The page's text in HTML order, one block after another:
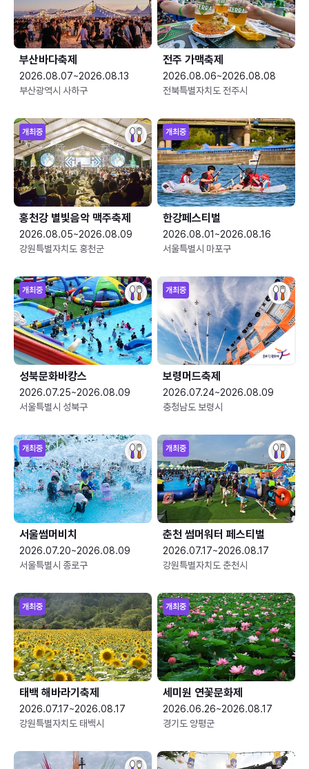
부산바다축제
2026.08.07~2026.08.13
부산광역시 사하구
전주 가맥축제
2026.08.06~2026.08.08
전북특별자치도 전주시
개최중
홍천강 별빛음악 맥주축제
2026.08.05~2026.08.09
강원특별자치도 홍천군
개최중
한강페스티벌
2026.08.01~2026.08.16
서울특별시 마포구
개최중
성북문화바캉스
2026.07.25~2026.08.09
서울특별시 성북구
개최중
보령머드축제
2026.07.24~2026.08.09
충청남도 보령시
개최중
서울썸머비치
2026.07.20~2026.08.09
서울특별시 종로구
개최중
춘천 썸머워터 페스티벌
2026.07.17~2026.08.17
강원특별자치도 춘천시
개최중
태백 해바라기축제
2026.07.17~2026.08.17
강원특별자치도 태백시
개최중
세미원 연꽃문화제
2026.06.26~2026.08.17
경기도 양평군